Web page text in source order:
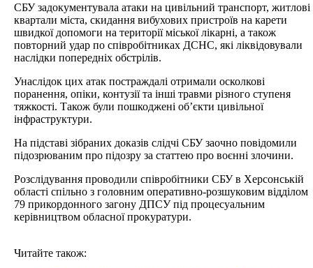
СБУ задокументувала атаки на цивільний транспорт, житлові
квартали міста, скидання вибухових пристроїв на карети
швидкої допомоги на території міської лікарні, а також
повторний удар по співробітниках ДСНС, які ліквідовували
наслідки попередніх обстрілів.
Унаслідок цих атак постраждалі отримали осколкові
поранення, опіки, контузії та інші травми різного ступеня
тяжкості. Також були пошкоджені об’єкти цивільної
інфраструктури.
На підставі зібраних доказів слідчі СБУ заочно повідомили
підозрюваним про підозру за статтею про воєнні злочини.
Розслідування проводили співробітники СБУ в Херсонській
області спільно з головним оперативно-розшуковим відділом
79 прикордонного загону ДПСУ під процесуальним
керівництвом обласної прокуратури.
Читайте також: